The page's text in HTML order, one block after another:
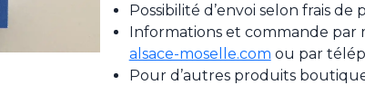
Possibilité d’envoi selon frais
Informations et commande par
alsace-moselle.com ou par
Pour d’autres produits